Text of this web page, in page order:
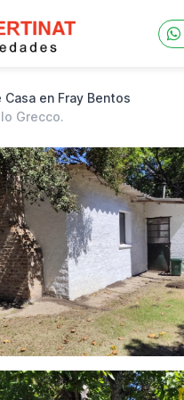
Casa en Fray Bentos
Grecco.